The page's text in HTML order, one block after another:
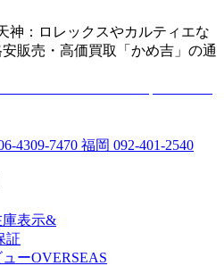
神：ロレックスやカルティエな
販売・高価買取「かめ吉」の通
4309-7470 福岡 092-401-2540
庫表示&
証
ューOVERSEAS